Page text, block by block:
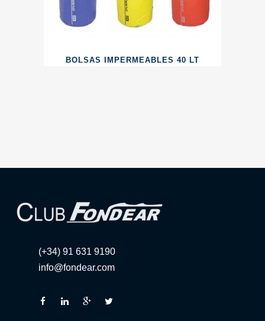
BOLSAS IMPERMEABLES 40 LT
(+34) 91 631 9190
info@fondear.com